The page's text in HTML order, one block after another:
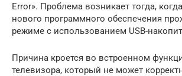
Error». Проблема возникает тогда,
нового программного обеспечения
режиме с использованием USB-
Причина кроется во встроенном
телевизора, который не может